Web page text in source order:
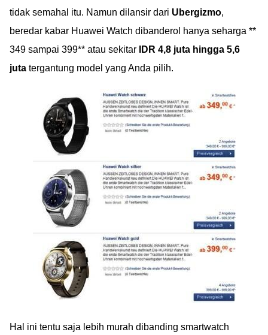
tidak semahal itu. Namun dilansir dari Ubergizmo,
beredar kabar Huawei Watch dibanderol hanya seharga **
349 sampai 399** atau sekitar
IDR 4,8 juta hingga 5,6
juta tergantung model yang Anda pilih.
Hal ini tentu saja lebih murah dibanding smartwatch